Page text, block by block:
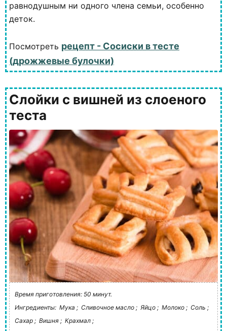
равнодушным ни одного члена семьи, особенно
деток.
Посмотреть рецепт - Сосиски в тесте
(дрожжевые булочки)
Слойки с вишней из слоеного
теста
Время приготовления: 50 минут.
Ингредиенты: Мука ; Сливочное масло ; Яйцо ; Молоко ; Соль ;
Сахар ; Вишня ; Крахмал ;